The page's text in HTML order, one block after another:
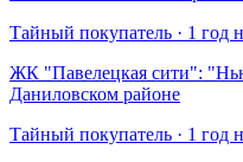
Тайный покупатель · 1 год
​ЖК "Павелецкая сити":
Даниловском районе
Тайный покупатель · 1 год